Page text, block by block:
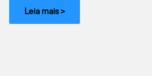
Leia mais >